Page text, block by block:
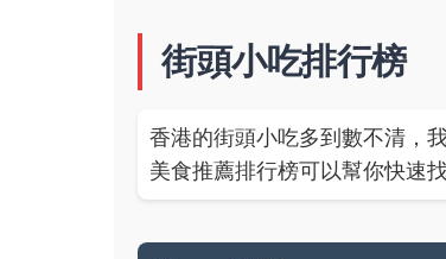
街頭小吃排行榜
香港的街頭小吃多到數不清，
美食推薦排行榜可以幫你快速